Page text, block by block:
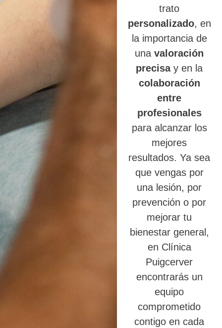
trato
personalizado, en
la importancia de
unavaloración
precisay en la
colaboración
entre
profesionales
para alcanzar los
mejores
resultados. Ya sea
que vengas por
una lesión, por
prevención o por
mejorar tu
bienestar general,
en Clínica
Puigcerver
encontrarás un
equipo
comprometido
contigo en cada